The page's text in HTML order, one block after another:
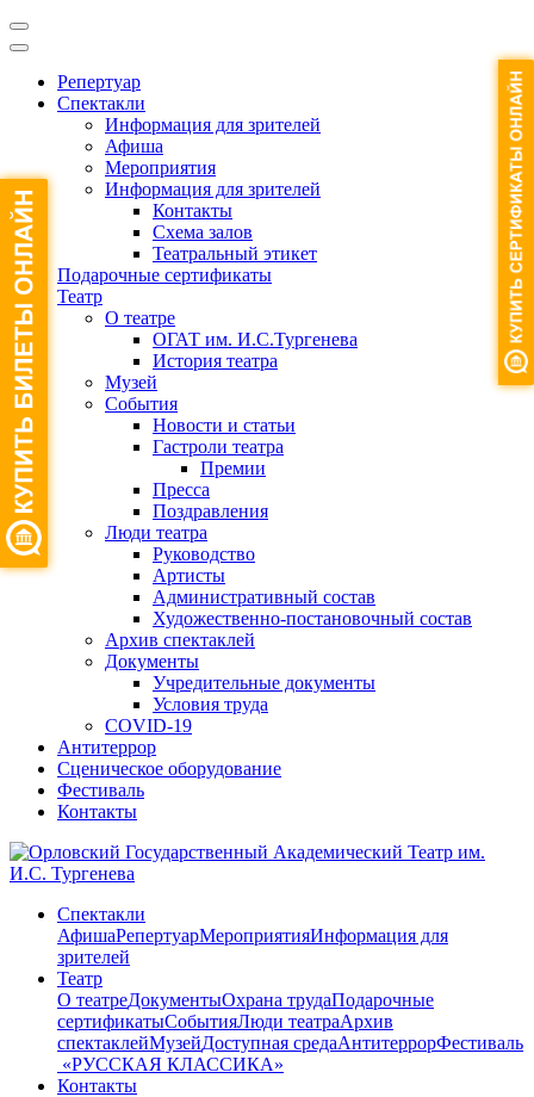
Репертуар
Спектакли
Информация для зрителей
Афиша
Мероприятия
Информация для зрителей
Контакты
Схема залов
Театральный этикет
Подарочные сертификаты
Театр
О театре
ОГАТ им. И.С.Тургенева
История театра
Музей
События
Новости и статьи
Гастроли театра
Премии
Пресса
Поздравления
Люди театра
Руководство
Артисты
Административный состав
Художественно-постановочный состав
Архив спектаклей
Документы
Учредительные документы
Условия труда
COVID-19
Антитеррор
Сценическое оборудование
Фестиваль
Контакты
Спектакли
АфишаРепертуарМероприятияИнформация для
зрителей
Театр
О театреДокументыОхрана трудаПодарочные
сертификатыСобытияЛюди театраАрхив
спектаклейМузейДоступная средаАнтитеррорФестиваль
​ «РУССКАЯ КЛАССИКА»
Контакты